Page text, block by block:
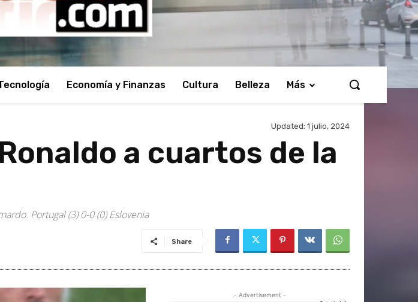
Economía y Finanzas Cultura Belleza Más
Updated: 1 julio, 2024
a cuartos de la
Portugal (3) 0-0 (0) Eslovenia
Share
- Advertisement -